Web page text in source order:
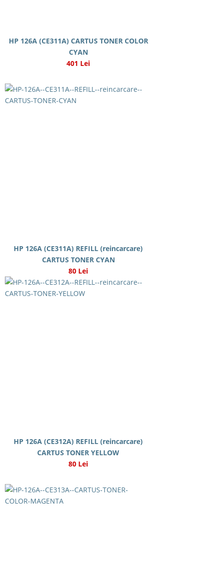
HP 126A (CE311A) CARTUS TONER COLOR
CYAN
401 Lei
HP 126A (CE311A) REFILL (reincarcare)
CARTUS TONER CYAN
80 Lei
HP 126A (CE312A) REFILL (reincarcare)
CARTUS TONER YELLOW
80 Lei